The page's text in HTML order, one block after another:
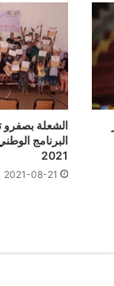
الشعلة بصفرو
البرنامج
2021
2021-08-21